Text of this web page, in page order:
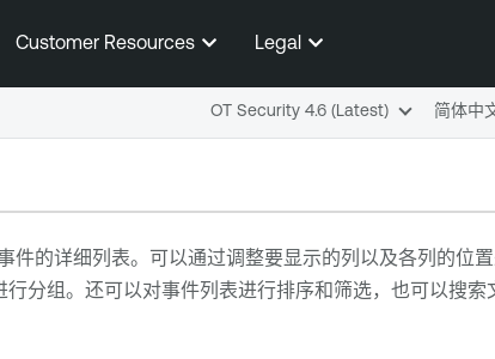
Customer Resources Legal
件的详细列表。可以通过调整要显示的列以及各列的位
分组。还可以对事件列表进行排序和筛选，也可以搜索
OT Security 4.6 (Latest) 简体中